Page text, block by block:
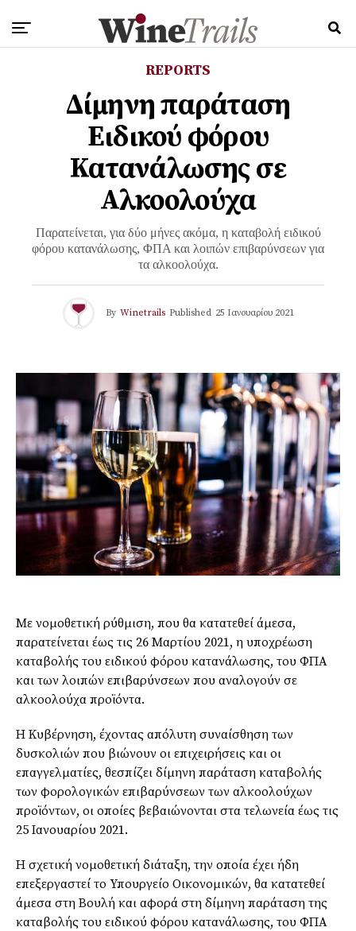
REPORTS
Δίμηνη παράταση
Ειδικού φόρου
Κατανάλωσης σε
Αλκοολούχα
Παρατείνεται, για δύο μήνες ακόμα, η καταβολή ειδικού
φόρου κατανάλωσης, ΦΠΑ και λοιπών επιβαρύνσεων για
τα αλκοολούχα.
By Winetrails Published 25 Ιανουαρίου 2021
Με νομοθετική ρύθμιση, που θα κατατεθεί άμεσα,
παρατείνεται έως τις 26 Μαρτίου 2021, η υποχρέωση
καταβολής του ειδικού φόρου κατανάλωσης, του ΦΠΑ
και των λοιπών επιβαρύνσεων που αναλογούν σε
αλκοολούχα προϊόντα.
Η Κυβέρνηση, έχοντας απόλυτη συναίσθηση των
δυσκολιών που βιώνουν οι επιχειρήσεις και οι
επαγγελματίες, θεσπίζει δίμηνη παράταση καταβολής
των φορολογικών επιβαρύνσεων των αλκοολούχων
προϊόντων, οι οποίες βεβαιώνονται στα τελωνεία έως τις
25 Ιανουαρίου 2021.
Η σχετική νομοθετική διάταξη, την οποία έχει ήδη
επεξεργαστεί το Υπουργείο Οικονομικών, θα κατατεθεί
άμεσα στη Βουλή και αφορά στη δίμηνη παράταση της
καταβολής του ειδικού φόρου κατανάλωσης, του ΦΠΑ